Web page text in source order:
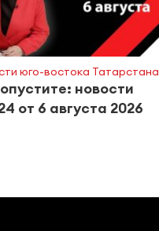
юго-востока Татарстана
новости
от 6 августа 2026